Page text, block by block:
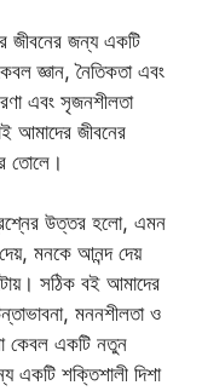
জীবনের জন্য একটি
জ্ঞান, নৈতিকতা এবং
এবং সৃজনশীলতা
আমাদের জীবনের
তোলে।
উত্তর হলো, এমন
মনকে আনন্দ দেয়
সঠিক বই আমাদের
মননশীলতা ও
কেবল একটি নতুন
একটি শক্তিশালী দিশা